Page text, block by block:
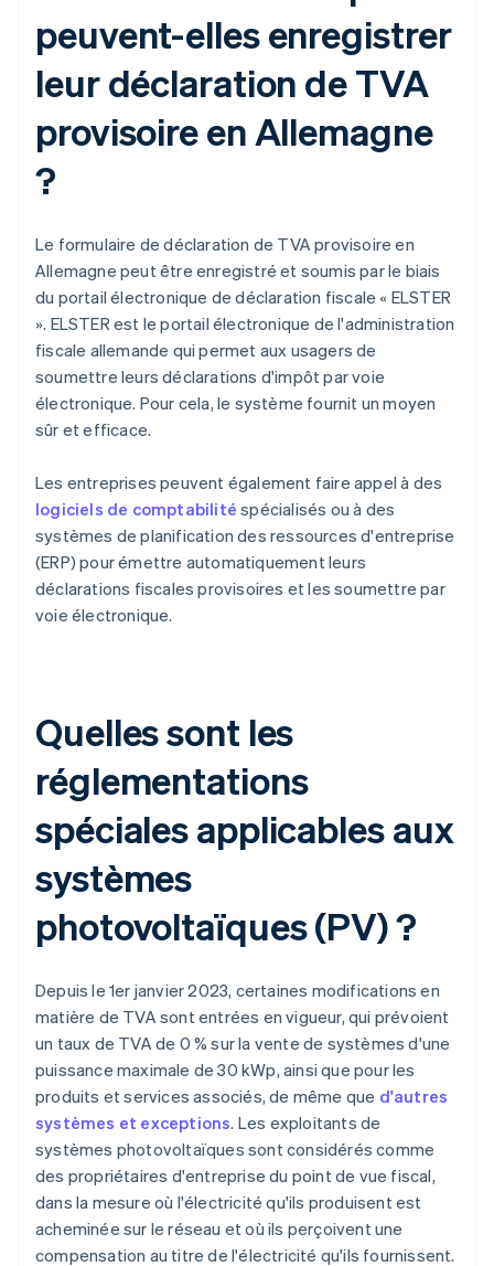
peuvent-elles enregistrer
leur déclaration de TVA
provisoire en Allemagne
?
Le formulaire de déclaration de TVA provisoire en
Allemagne peut être enregistré et soumis par le biais
du portail électronique de déclaration fiscale « ELSTER
». ELSTER est le portail électronique de l'administration
fiscale allemande qui permet aux usagers de
soumettre leurs déclarations d'impôt par voie
électronique. Pour cela, le système fournit un moyen
sûr et efficace.
Les entreprises peuvent également faire appel à des
logiciels de comptabilité spécialisés ou à des
systèmes de planification des ressources d'entreprise
(ERP) pour émettre automatiquement leurs
déclarations fiscales provisoires et les soumettre par
voie électronique.
Quelles sont les
réglementations
spéciales applicables aux
systèmes
photovoltaïques (PV) ?
Depuis le 1er janvier 2023, certaines modifications en
matière de TVA sont entrées en vigueur, qui prévoient
un taux de TVA de 0 % sur la vente de systèmes d'une
puissance maximale de 30 kWp, ainsi que pour les
produits et services associés, de même que d'autres
systèmes et exceptions. Les exploitants de
systèmes photovoltaïques sont considérés comme
des propriétaires d'entreprise du point de vue fiscal,
dans la mesure où l'électricité qu'ils produisent est
acheminée sur le réseau et où ils perçoivent une
compensation au titre de l'électricité qu'ils fournissent.